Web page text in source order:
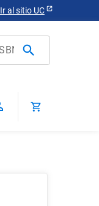
Ir al sitio UC